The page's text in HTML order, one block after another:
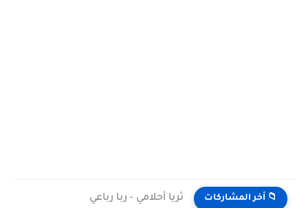
📁 أخر المشاركات ثريا أحلامي - ربا رباعي